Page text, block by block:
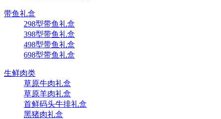
带鱼礼盒
298型带鱼礼盒
398型带鱼礼盒
498型带鱼礼盒
698型带鱼礼盒
生鲜肉类
草原牛肉礼盒
草原羊肉礼盒
首鲜码头牛排礼盒
黑猪肉礼盒